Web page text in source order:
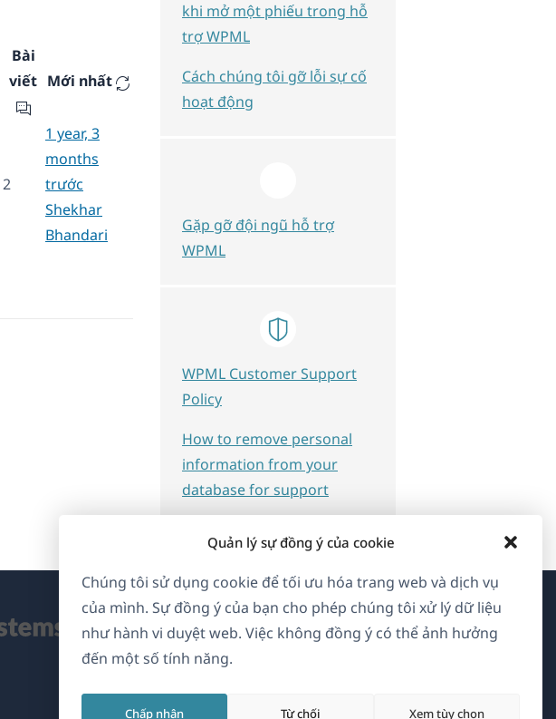
Quản lý sự đồng ý của cookie
Chúng tôi sử dụng cookie để tối ưu hóa trang web và dịch vụ
của mình. Sự đồng ý của bạn cho phép chúng tôi xử lý dữ liệu
như hành vi duyệt web. Việc không đồng ý có thể ảnh hưởng
đến một số tính năng.
Chấp nhận Từ chối Xem tùy chọn
Bài
viết Mới nhất
2
1 year, 3
months
trước
Shekhar
Bhandari
khi mở một phiếu trong hỗ
trợ WPML
Cách chúng tôi gỡ lỗi sự cố
hoạt động
Gặp gỡ đội ngũ hỗ trợ
WPML
WPML Customer Support
Policy
How to remove personal
information from your
database for support
Về WPML
GDPR & Chính sách Bảo mật
Tham gia đội ngũ của chúng tôi